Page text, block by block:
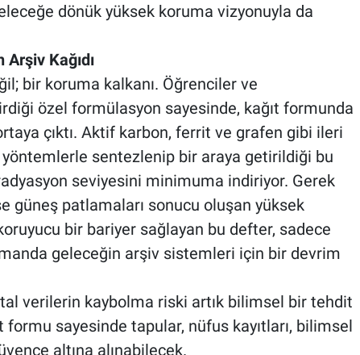
dönük yüksek koruma vizyonuyla da
Kağıdı
bir koruma kalkanı. Öğrenciler ve
özel formülasyon sayesinde, kağıt formunda
çıktı. Aktif karbon, ferrit ve grafen gibi ileri
sentezlenip bir araya getirildiği bu
seviyesini minimuma indiriyor. Gerek
güneş patlamaları sonucu oluşan yüksek
bir bariyer sağlayan bu defter, sadece
geleceğin arşiv sistemleri için bir devrim
verilerin kaybolma riski artık bilimsel bir tehdit
formu sayesinde tapular, nüfus kayıtları, bilimsel
altına alınabilecek.